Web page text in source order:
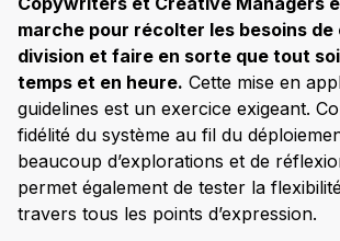
marche pour récolter les besoins de
division et faire en sorte que tout
temps et en heure. Cette mise en
guidelines est un exercice exigeant.
fidélité du système au fil du
beaucoup d’explorations et de
permet également de tester la
travers tous les points d’expression.